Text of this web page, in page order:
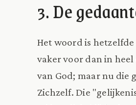
3. De
Het woord is hetzelfde
vaker voor dan in
van God; maar nu die
Zichzelf. Die